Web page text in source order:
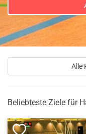
Alle
Beliebteste Ziele für